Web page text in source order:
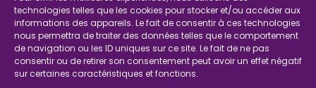
technologies telles que les cookies pour stocker et/ou accéder aux
informations des appareils. Le fait de consentir à ces technologies
nous permettra de traiter des données telles que le comportement
de navigation ou les ID uniques sur ce site. Le fait de ne pas
consentir ou de retirer son consentement peut avoir un effet négatif
sur certaines caractéristiques et fonctions.